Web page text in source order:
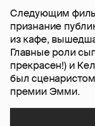
Следующим
признание
из кафе,
Главные роли
прекрасен!) и
был
премии Эмми.